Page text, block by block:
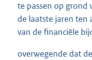
te passen op grond
de laatste jaren ten
van de financiële
overwegende dat